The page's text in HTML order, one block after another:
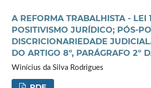
A REFORMA TRABALHISTA - LEI
POSITIVISMO JURÍDICO; PÓS-
DISCRICIONARIEDADE
DO ARTIGO 8º, PARÁGRAFO 2º
Winícius da Silva Rodrigues